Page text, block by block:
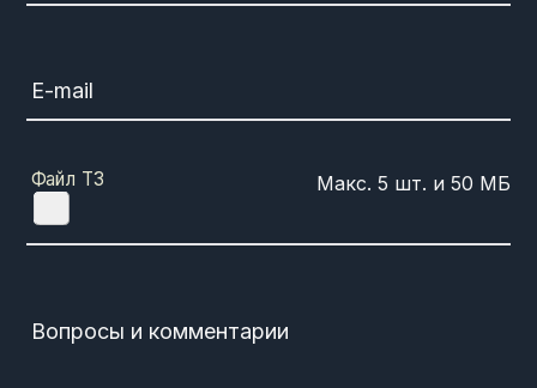
E-mail
Файл ТЗ
Вопросы и комментарии